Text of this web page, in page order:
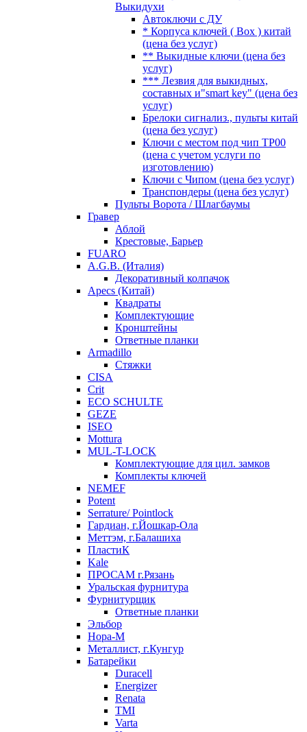
Выкидухи
Автоключи с ДУ
* Корпуса ключей ( Box ) китай
(цена без услуг)
** Выкидные ключи (цена без
услуг)
*** Лезвия для выкидных,
составных и"smart key" (цена без
услуг)
Брелоки сигнализ., пульты китай
(цена без услуг)
Ключи с местом под чип TP00
(цена с учетом услуги по
изготовлению)
Ключи с Чипом (цена без услуг)
Транспондеры (цена без услуг)
Пульты Ворота / Шлагбаумы
Гравер
Аблой
Крестовые, Барьер
FUARO
A.G.B. (Италия)
Декоративный колпачок
Apecs (Китай)
Квадраты
Комплектующие
Кронштейны
Ответные планки
Armadillo
Стяжки
CISA
Crit
ECO SCHULTE
GEZE
ISEO
Mottura
MUL-T-LOCK
Комплектующие для цил. замков
Комплекты ключей
NEMEF
Potent
Serrature/ Pointlock
Гардиан, г.Йошкар-Ола
Меттэм, г.Балашиха
ПластиК
Kale
ПРОСАМ г.Рязань
Уральская фурнитура
Фурнитурщик
Ответные планки
Эльбор
Нора-М
Металлист, г.Кунгур
Батарейки
Duracell
Energizer
Renata
TMI
Varta